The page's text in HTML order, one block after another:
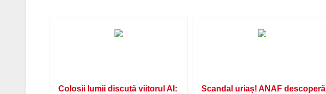
Colosii lumii discută viitorul AI:
Scandal uriaș! ANAF descoperă